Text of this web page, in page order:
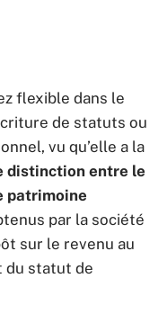
flexible dans le
de statuts ou
vu qu’elle a la
distinction entre le
patrimoine
par la société
sur le revenu au
du statut de